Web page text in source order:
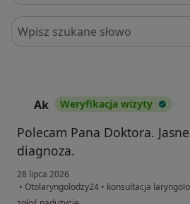
Szukaj w opiniach
Ak Weryfikacja wizyty
Polecam Pana Doktora.
diagnoza.
28 lipca 2026
• Otolaryngolodzy24 • konsultacja
w opinii użytkownika Ak